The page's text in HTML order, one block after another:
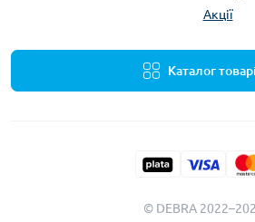
Акції
Каталог
© DEBRA